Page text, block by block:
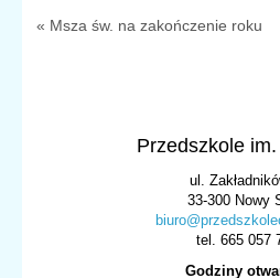
« Msza św. na zakończenie roku
Przedszkole
ul.
33-300 Nowy
tel. 665 057
Godziny